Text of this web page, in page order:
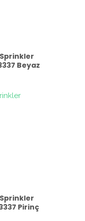
Beyaz
Pirinç